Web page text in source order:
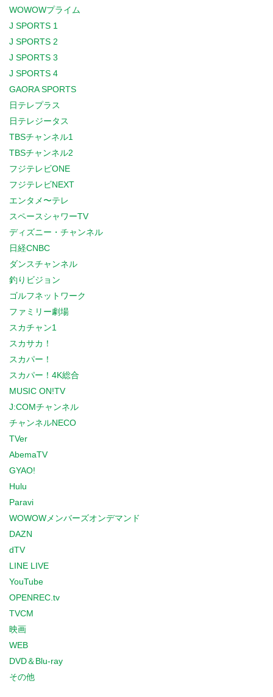
WOWOWプライム
J SPORTS 1
J SPORTS 2
J SPORTS 3
J SPORTS 4
GAORA SPORTS
日テレプラス
日テレジータス
TBSチャンネル1
TBSチャンネル2
フジテレビONE
フジテレビNEXT
エンタメ〜テレ
スペースシャワーTV
ディズニー・チャンネル
日経CNBC
ダンスチャンネル
釣りビジョン
ゴルフネットワーク
ファミリー劇場
スカチャン1
スカサカ！
スカパー！
スカパー！4K総合
MUSIC ON!TV
J:COMチャンネル
チャンネルNECO
TVer
AbemaTV
GYAO!
Hulu
Paravi
WOWOWメンバーズオンデマンド
DAZN
dTV
LINE LIVE
YouTube
OPENREC.tv
TVCM
映画
WEB
DVD＆Blu-ray
その他